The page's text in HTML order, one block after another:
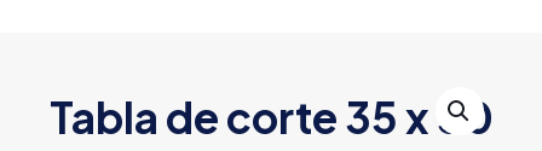
Tabla de corte 35 x 50